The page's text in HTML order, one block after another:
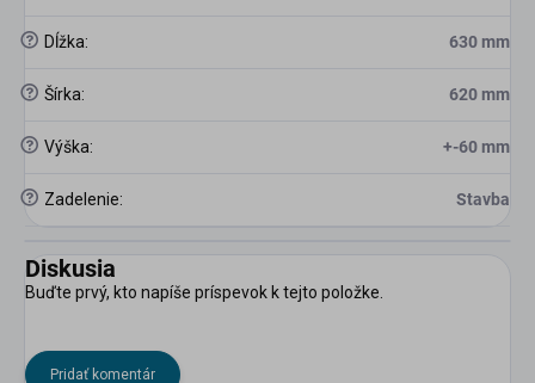
? Dĺžka: 630 mm
? Šírka: 620 mm
? Výška: +-60 mm
? Zadelenie: Stavba
Diskusia
Buďte prvý, kto napíše príspevok k tejto položke.
Pridať komentár